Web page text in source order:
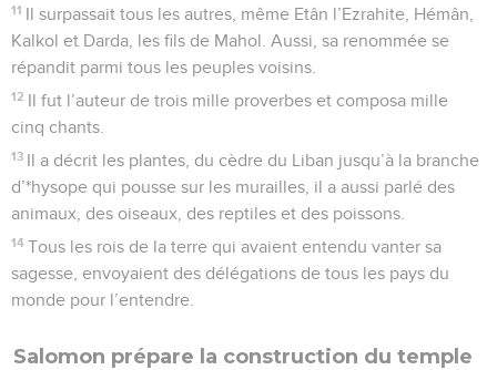
11 Il surpassait tous les autres, même Etân l’Ezrahite, Hémân,
Kalkol et Darda, les fils de Mahol. Aussi, sa renommée se
répandit parmi tous les peuples voisins.
12 Il fut l’auteur de trois mille proverbes et composa mille
cinq chants.
13 Il a décrit les plantes, du cèdre du Liban jusqu’à la branche
d’*hysope qui pousse sur les murailles, il a aussi parlé des
animaux, des oiseaux, des reptiles et des poissons.
14 Tous les rois de la terre qui avaient entendu vanter sa
sagesse, envoyaient des délégations de tous les pays du
monde pour l’entendre.
Salomon prépare la construction du temple